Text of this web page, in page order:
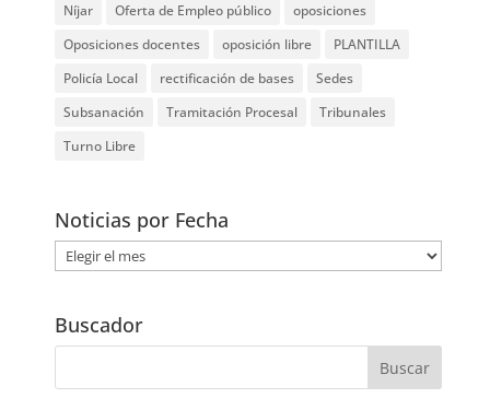
Níjar
Oferta de Empleo público
oposiciones
Oposiciones docentes
oposición libre
PLANTILLA
Policía Local
rectificación de bases
Sedes
Subsanación
Tramitación Procesal
Tribunales
Turno Libre
Noticias por Fecha
Noticias
por
Buscador